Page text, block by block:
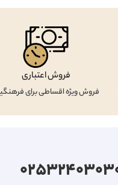
فروش اعتباری
فروش ویژه اقساطی برای